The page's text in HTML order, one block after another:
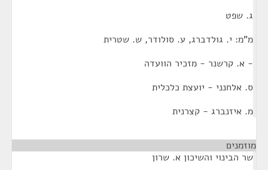
ג. שפט
מ"מ: י. גולדברג, ע. סולודר, ש. שטרית
- א. קרשנר - מזכיר הוועדה
ס. אלחנני - יועצת כלכלית
מ. איזנברג - קצרנית
מוזמנים
שר הבינוי והשיכון א. שרון